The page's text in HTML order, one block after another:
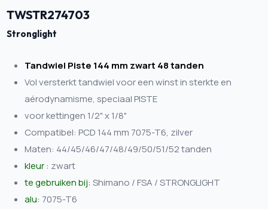
TWSTR274703
Stronglight
Tandwiel Piste 144 mm zwart 48 tanden
Vol versterkt tandwiel voor een winst in sterkte en
aérodynamisme, speciaal PISTE
voor kettingen 1/2" x 1/8"
Compatibel: PCD 144 mm 7075-T6, zilver
Maten: 44/45/46/47/48/49/50/51/52 tanden
kleur : zwart
te gebruiken bij:Shimano / FSA / STRONGLIGHT
alu: 7075-T6